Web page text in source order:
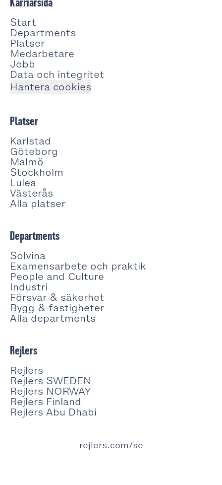
Start
Departments
Platser
Medarbetare
Jobb
Data och integritet
Hantera cookies
Platser
Karlstad
Göteborg
Malmö
Stockholm
Lulea
Västerås
Alla platser
Departments
Solvina
Examensarbete och praktik
People and Culture
Industri
Försvar & säkerhet
Bygg & fastigheter
Alla departments
Rejlers
Rejlers
Rejlers SWEDEN
Rejlers NORWAY
Rejlers Finland
Rejlers Abu Dhabi
rejlers.com/se